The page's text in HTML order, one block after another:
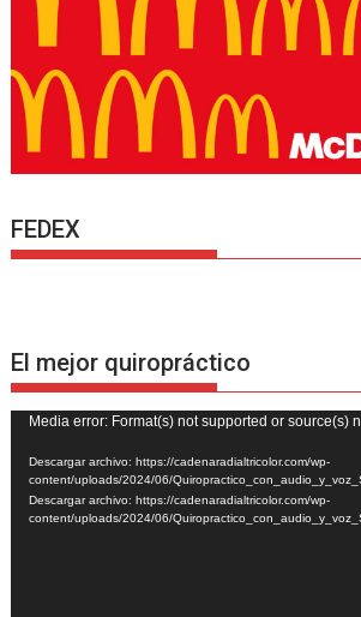
FEDEX
El mejor quiropráctico
Reproductor
de
vídeo
Media error: Format(s) not supported or source(s)
Descargar archivo: https://cadenaradialtricolor.com/wp-
content/uploads/2024/06/
Descargar archivo: https://cadenaradialtricolor.com/wp-
content/uploads/2024/06/